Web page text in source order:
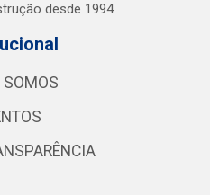
desde 1994
SOMOS